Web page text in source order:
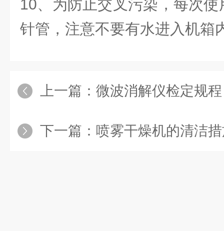
10、为防止交叉污染，每次
针管，注意不要有水进入机箱
上一篇： 微波消解仪检定规程
下一篇： 喷雾干燥机的清洁